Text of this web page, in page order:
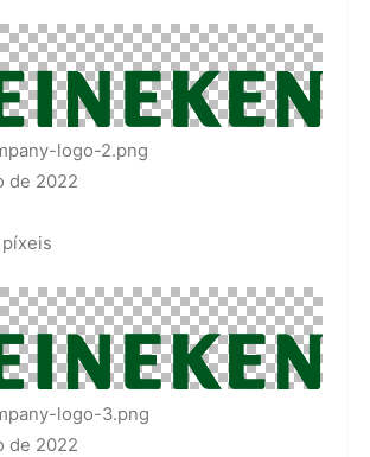
logo-2.png
de 2022
logo-3.png
de 2022